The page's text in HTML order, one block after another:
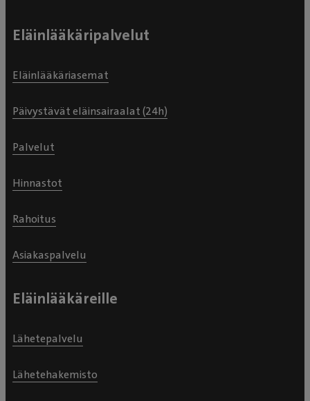
Eläinlääkäripalvelut
Eläinlääkäriasemat
Päivystävät eläinsairaalat (24h)
Palvelut
Hinnastot
Rahoitus
Asiakaspalvelu
Eläinlääkäreille
Lähetepalvelu
Lähetehakemisto